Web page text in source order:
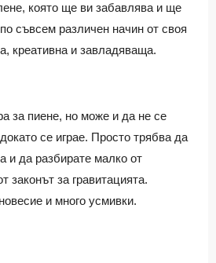
която ще ви забавлява и ще
съвсем различен начин от своя
креативна и завладяваща.
за пиене, но може и да не се
се играе. Просто трябва да
и да разбирате малко от
законът за гравитацията.
и много усмивки.